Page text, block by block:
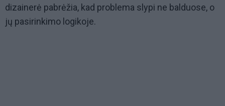
dizainerė pabrėžia, kad problema slypi ne balduose, o
jų pasirinkimo logikoje.